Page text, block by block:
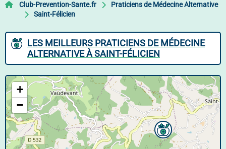
Club-Prevention-Sante.fr
Praticiens de Médecine Alternative
Saint-Félicien
LES MEILLEURS PRATICIENS DE MÉDECINE
ALTERNATIVE À SAINT-FÉLICIEN
+
−